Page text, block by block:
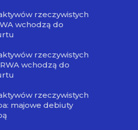
rzeczywistych
wchodzą do
rzeczywistych
wchodzą do
rzeczywistych
majowe debiuty